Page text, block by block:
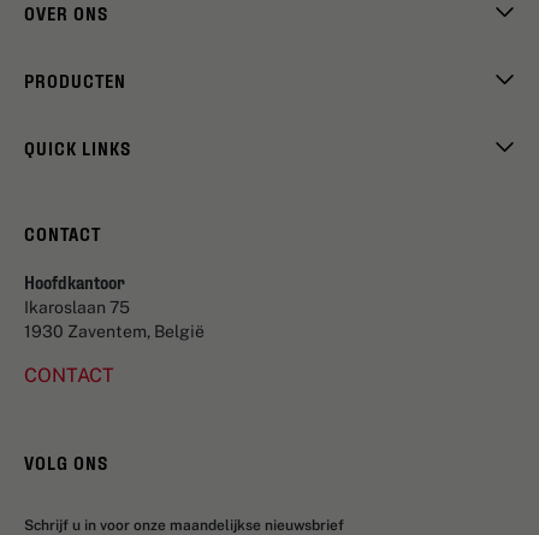
OVER ONS
PRODUCTEN
QUICK LINKS
CONTACT
Hoofdkantoor
Ikaroslaan 75
1930 Zaventem, België
CONTACT
VOLG ONS
Schrijf u in voor onze maandelijkse nieuwsbrief